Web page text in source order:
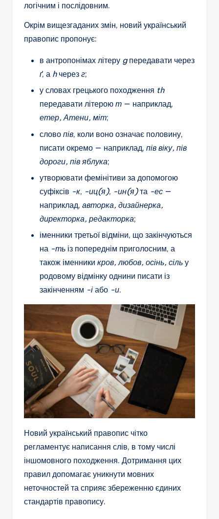
логічним і послідовним.
Окрім вищезгаданих змін, новий український
правопис пропонує:
в антропонімах літеру gпередавати через
ґ, а hчерез г;
у словах грецького походження th
передавати літерою т — наприклад,
етер, Атени, міт;
слово пів, коли воно означає половину,
писати окремо — наприклад, пів віку, пів
дороги, пів яблука;
утворювати фемінітиви за допомогою
суфіксів -к, -иц(я), -ин(я)та -ес —
наприклад, авторка, дизайнерка,
директорка, редакторка;
іменники третьої відміни, що закінчуються
на -ть із попереднім приголосним, а
також іменники кров, любов, осінь, сіль у
родовому відмінку однини писати із
закінченням -і або -и.
Новий український правопис чітко
регламентує написання слів, в тому числі
іншомовного походження. Дотримання цих
правил допомагає уникнути мовних
неточностей та сприяє збереженню єдиних
стандартів правопису.